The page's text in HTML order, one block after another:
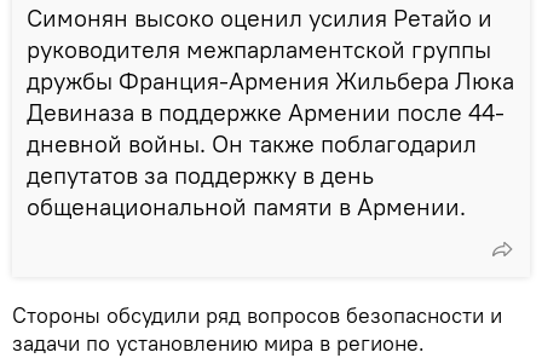
Симонян высоко оценил усилия Ретайо и
руководителя межпарламентской группы
дружбы Франция-Армения Жильбера Люка
Девиназа в поддержке Армении после 44-
дневной войны. Он также поблагодарил
депутатов за поддержку в день
общенациональной памяти в Армении.
Стороны обсудили ряд вопросов безопасности и
задачи по установлению мира в регионе.